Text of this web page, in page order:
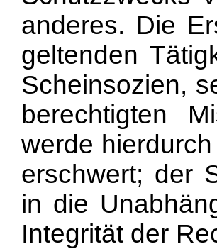
anderes. Die
geltenden
Scheinsozien,
berechtigten
werde
erschwert; der
in die
Integrität der